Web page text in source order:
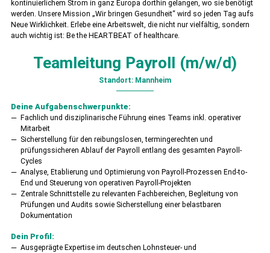
kontinuierlichem Strom in ganz Europa dorthin gelangen, wo sie benötigt
werden. Unsere Mission „Wir bringen Gesundheit“ wird so jeden Tag aufs
Neue Wirklichkeit. Erlebe eine Arbeitswelt, die nicht nur vielfältig, sondern
auch wichtig ist: Be the HEARTBEAT of healthcare.
Teamleitung Payroll (m/w/d)
Standort: Mannheim
Deine Aufgabenschwerpunkte:
Fachlich und disziplinarische Führung eines Teams inkl. operativer
Mitarbeit
Sicherstellung für den reibungslosen, termingerechten und
prüfungssicheren Ablauf der Payroll entlang des gesamten Payroll-
Cycles
Analyse, Etablierung und Optimierung von Payroll-Prozessen End-to-
End und Steuerung von operativen Payroll-Projekten
Zentrale Schnittstelle zu relevanten Fachbereichen, Begleitung von
Prüfungen und Audits sowie Sicherstellung einer belastbaren
Dokumentation
Dein Profil:
Ausgeprägte Expertise im deutschen Lohnsteuer- und